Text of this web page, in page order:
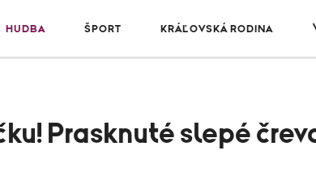
HUDBA ŠPORT KRÁĽOVSKÁ RODINA
Prasknuté slepé